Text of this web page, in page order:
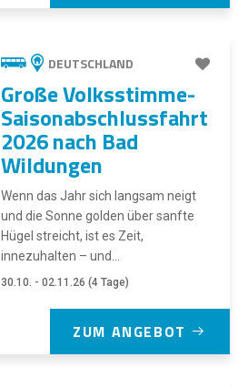
DEUTSCHLAND
Große Volksstimme-
Saisonabschlussfahrt
2026 nach Bad
Wildungen
Wenn das Jahr sich langsam neigt
und die Sonne golden über sanfte
Hügel streicht, ist es Zeit,
innezuhalten – und...
30.10. - 02.11.26 (4 Tage)
ZUM ANGEBOT